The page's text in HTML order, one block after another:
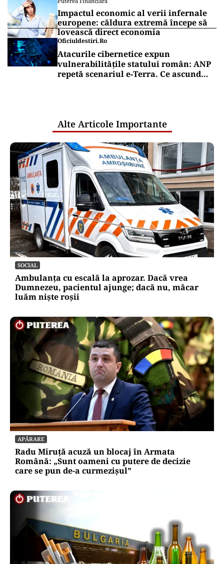
Impactul economic al verii infernale
europene: căldura extremă începe să
lovească direct economia
Oficiuldestiri.ro
Atacurile cibernetice expun
vulnerabilitățile statului român: ANP
repetă scenariul e‑Terra. Ce ascund
Alte Articole Importante
SOCIAL
Ambulanța cu escală la aprozar. Dacă vrea
Dumnezeu, pacientul ajunge; dacă nu, măcar
luăm niște roșii
APĂRARE
Radu Miruță acuză un blocaj în Armata
Română: „Sunt oameni cu putere de decizie
care se pun de-a curmezișul”